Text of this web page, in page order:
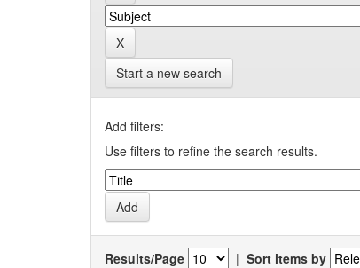
Start a new search
Add filters:
Use filters to refine the search results.
Results/Page | Sort items by